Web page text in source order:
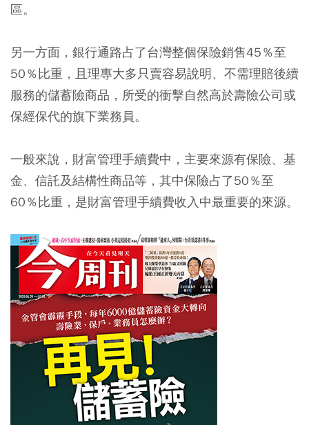
區。
另一方面，銀行通路占了台灣整個保險銷售45％至
50％比重，且理專大多只賣容易說明、不需理賠後續
服務的儲蓄險商品，所受的衝擊自然高於壽險公司或
保經保代的旗下業務員。
一般來說，財富管理手續費中，主要來源有保險、基
金、信託及結構性商品等，其中保險占了50％至
60％比重，是財富管理手續費收入中最重要的來源。